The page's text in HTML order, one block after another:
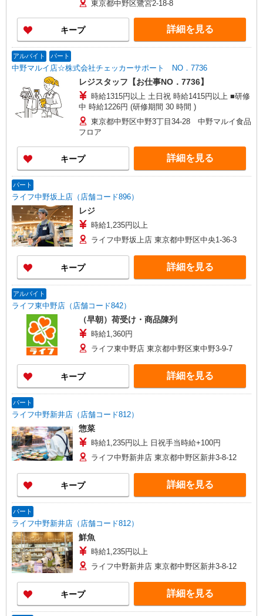
東京都中野区鷺宮2-18-8
キープ 詳細を見る
アルバイト パート
中野マルイ店☆株式会社チェッカーサポート NO．7736
レジスタッフ【お仕事NO．7736】
時給1315円以上 土日祝 時給1415円以上 ■研修
中 時給1226円 (研修期間 30 時間 )
東京都中野区中野3丁目34-28 中野マルイ食品
フロア
キープ 詳細を見る
パート
ライフ中野坂上店（店舗コード896）
レジ
時給1,235円以上
ライフ中野坂上店 東京都中野区中央1-36-3
キープ 詳細を見る
アルバイト
ライフ東中野店（店舗コード842）
（早朝）荷受け・商品陳列
時給1,360円
ライフ東中野店 東京都中野区東中野3-9-7
キープ 詳細を見る
パート
ライフ中野新井店（店舗コード812）
惣菜
時給1,235円以上 日祝手当時給+100円
ライフ中野新井店 東京都中野区新井3-8-12
キープ 詳細を見る
パート
ライフ中野新井店（店舗コード812）
鮮魚
時給1,235円以上
ライフ中野新井店 東京都中野区新井3-8-12
キープ 詳細を見る